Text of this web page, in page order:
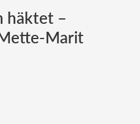
häktet –
Marit